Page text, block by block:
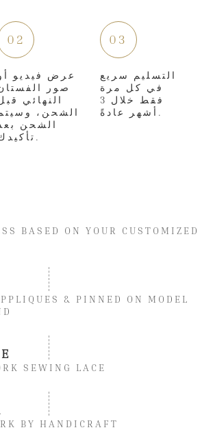
02
عرض فيديو
صور
النهائي
الشحن،
الشحن
تأكيدك.
03
التسليم سريع
في كل مرة
فقط خلال 3
أشهر عادةً.
BASED ON YOUR CUSTOMIZED
& PINNED ON MODEL
SEWING LACE
BY HANDICRAFT